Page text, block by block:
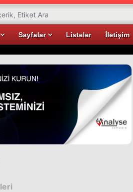
Sayfalar Listeler İletişim